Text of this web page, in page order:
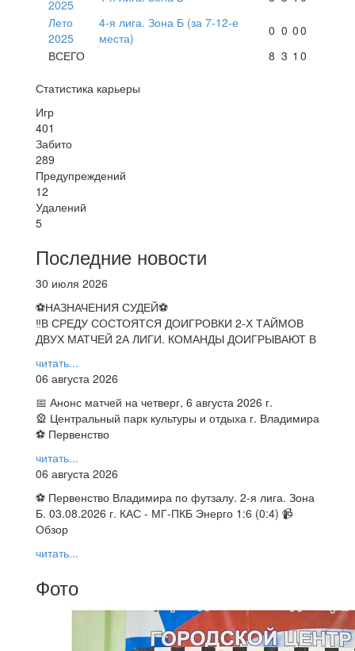
2025
Лето
2025
4-я лига. Зона Б (за 7-12-е
места)
0 0 00
ВСЕГО
8 3 1 0
Статистика карьеры
Игр
401
Забито
289
Предупреждений
12
Удалений
5
Последние новости
30 июля 2026
⚽НАЗНАЧЕНИЯ СУДЕЙ⚽
‼В СРЕДУ СОСТОЯТСЯ ДОИГРОВКИ 2-Х ТАЙМОВ
ДВУХ МАТЧЕЙ 2А ЛИГИ. КОМАНДЫ ДОИГРЫВАЮТ В
читать...
06 августа 2026
📅 Анонс матчей на четверг, 6 августа 2026 г.
🎡 Центральный парк культуры и отдыха г. Владимира
⚽ Первенство
читать...
06 августа 2026
⚽ Первенство Владимира по футзалу. 2-я лига. Зона
Б. 03.08.2026 г. КАС - МГ-ПКБ Энерго 1:6 (0:4) 📹
Обзор
читать...
Фото